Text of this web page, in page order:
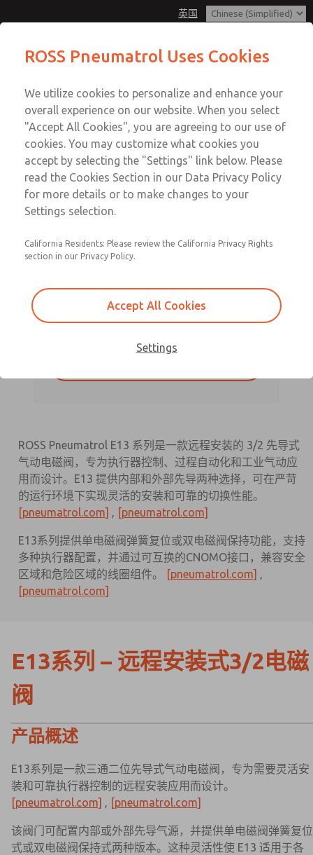
英国
账户
登录
注册
ROSS Pneumatrol E13 系列是一款远程安装的 3/2 先导式
气动电磁阀，专为执行器控制、过程自动化和工业气动应
用而设计。E13 提供内部和外部先导两种选择，可在严苛
的运行环境下实现灵活的安装和可靠的切换性能。
[pneumatrol.com] , [pneumatrol.com]
E13系列提供单电磁阀弹簧复位或双电磁阀保持功能，支持
多种执行器配置，并通过可互换的CNOMO接口，兼容安全
区域和危险区域的线圈组件。
[pneumatrol.com] ,
[pneumatrol.com]
E13系列 – 远程安装式3/2电磁
阀
产品概述
E13系列是一款三通二位先导式气动电磁阀，专为需要灵活安
装和可靠执行器控制的远程安装应用而设计。
[pneumatrol.com] , [pneumatrol.com]
该阀门可配置内部或外部先导气源，并提供单电磁阀弹簧复位
式或双电磁阀保持式两种版本。这种灵活性使 E13 适用于各
ROSS Pneumatrol Uses Cookies
We utilize cookies to personalize and enhance your
overall experience on our website. When you select
"Accept All Cookies", you are agreeing to our use of
cookies. You may customize what cookies you
accept by selecting the "Settings" link below. Please
read the Cookies Section in our Data Privacy Policy
for more details or to make changes to your
Settings selection.
California Residents: Please review the California Privacy Rights
section in our Privacy Policy.
Accept All Cookies
Settings